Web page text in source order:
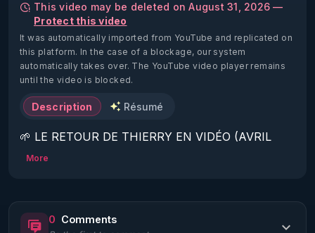
This video may be deleted on August 31, 2026 —
Protect this video
It was automatically imported from YouTube and replicated on
this platform. In the case of a blockage, our system
automatically takes over. The YouTube video player remains
until the video is blocked.
Description Résumé
🌱 LE RETOUR DE THIERRY EN VIDÉO (AVRIL
2022)!
https://www.rgnr.fr/presentation.html
More
0 Comments